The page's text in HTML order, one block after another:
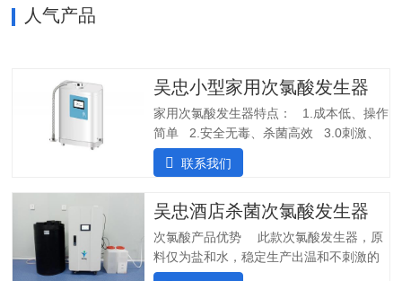
人气产品
吴忠小型家用次氯酸发生器
家用次氯酸发生器特点： 1.成本低、操作
简单 2.安全无毒、杀菌高效 3.0刺激、
几乎无味应用场景：产品参数：产品型
号：SHC-180尺寸：365*260*120mm重
置）电压：100V-200V 50/60Hz水压范
围：0.1Mpa～0.7Pma电解液桶容量：
100ml有效氯浓度：20-100ppm电解槽寿
命：10000h操作简单，即使用，开机1-3
联系我们
吴忠酒店杀菌次氯酸发生器
次氯酸产品优势 此款次氯酸发生器，原
料仅为盐和水，稳定生产出温和不刺激的
次氯酸水，通过30多项检测合格，是酒店